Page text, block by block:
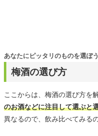
梅酒の選び方
あなたにピッタリのものを選ぼう
ここからは、梅酒の選び方を
のお酒などに注目して選ぶと
異なるので、飲み比べてみる